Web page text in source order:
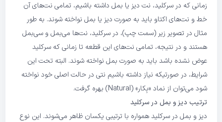
زمانی که در سرکلید، نت دیز یا بمل داشته باشیم، تمامی نت‌های آن
خط و نت‌های اکتاو باید به صورت دیز یا بمل نواخته شوند. به طور
مثال در تصویر زیر (سمت چپ)، در سرکلید، نت‌ها می‌بمل و سی‌بمل
هستند و در نتیجه، تمامی نت‌های این قطعه تا زمانی که سرکلید
عوض نشده باشد باید به صورت بمل نواخته شوند. البته تحت این
شرایط، در صورتیکه نیاز داشته باشیم نتی در حالت اصلی خود نواخته
شود می‌توان از نماد «بِکار» (Natural) بهره گرفت.
ترتیب دیز و بمل در سرکلید
دیز و بمل در سرکلید همواره با ترتیبی یکسان ظاهر می‌شوند. این نوع